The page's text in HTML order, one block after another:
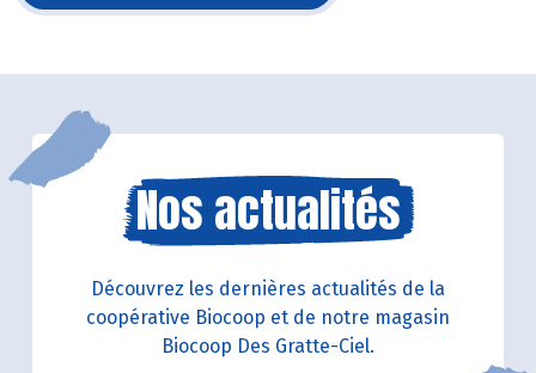
Nos actualités
Découvrez les dernières actualités de la
coopérative Biocoop et de notre magasin
Biocoop Des Gratte-Ciel.